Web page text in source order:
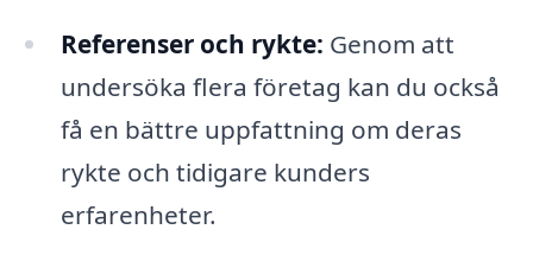
Referenser och rykte: Genom att
undersöka flera företag kan du också
få en bättre uppfattning om deras
rykte och tidigare kunders
erfarenheter.